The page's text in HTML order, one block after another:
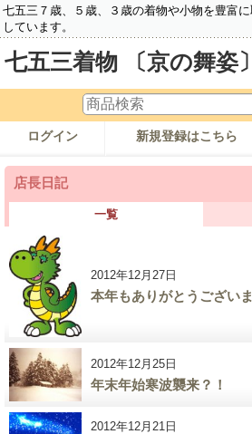
七五三７歳、５歳、３歳の着物や小物を豊富
しています。
七五三着物 〔京の舞姿〕
ログイン 新規登録はこちら
店長日記
一覧
2012年12月27日
本年もありがとうござい
2012年12月25日
年末年始寒波襲来？！
2012年12月21日